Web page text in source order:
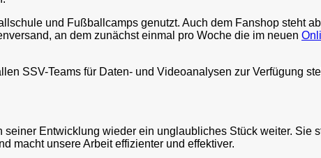
und Fußballcamps genutzt. Auch dem Fanshop steht
an dem zunächst einmal pro Woche die im neuen
SSV-Teams für Daten- und Videoanalysen zur Verfügung
Entwicklung wieder ein unglaubliches Stück weiter. Sie
macht unsere Arbeit effizienter und effektiver.